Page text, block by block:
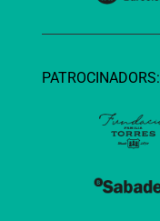
PATROCINADORS: